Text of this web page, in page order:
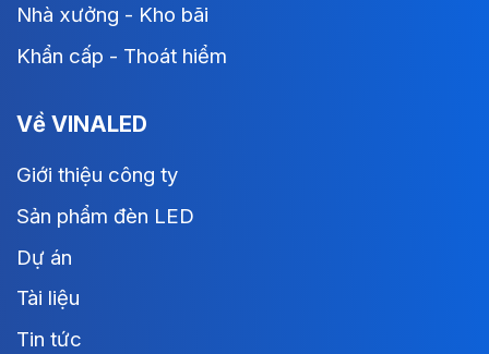
Nhà xưởng - Kho bãi
Khẩn cấp - Thoát hiểm
Về VINALED
Giới thiệu công ty
Sản phẩm đèn LED
Dự án
Tài liệu
Tin tức